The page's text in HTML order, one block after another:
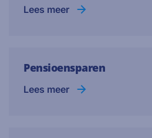
Lees meer
Pensioensparen
Lees meer